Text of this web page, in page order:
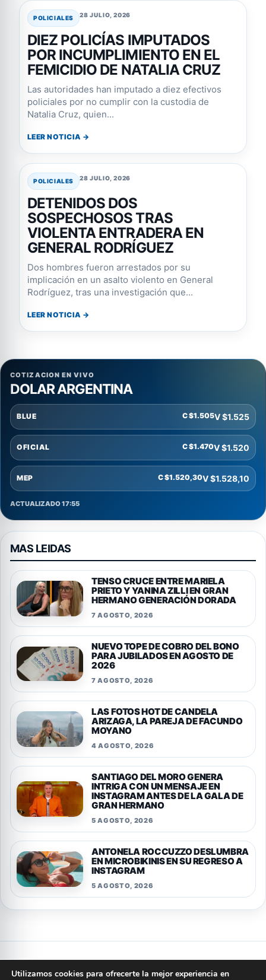
POLICIALES 28 JULIO, 2026
DIEZ POLICÍAS IMPUTADOS
POR INCUMPLIMIENTO EN EL
FEMICIDIO DE NATALIA CRUZ
Las autoridades han imputado a diez efectivos
policiales por no cumplir con la custodia de
Natalia Cruz, quien...
LEER NOTICIA →
POLICIALES 28 JULIO, 2026
DETENIDOS DOS
SOSPECHOSOS TRAS
VIOLENTA ENTRADERA EN
GENERAL RODRÍGUEZ
Dos hombres fueron arrestados por su
implicación en un asalto violento en General
Rodríguez, tras una investigación que...
LEER NOTICIA →
COTIZACION EN VIVO
DOLAR ARGENTINA
BLUE C $1.505V $1.525
OFICIAL C $1.470V $1.520
MEP C $1.520,30V $1.528,10
ACTUALIZADO 17:55
MAS LEIDAS
TENSO CRUCE ENTRE MARIELA
PRIETO Y YANINA ZILLI EN GRAN
HERMANO GENERACIÓN DORADA
7 AGOSTO, 2026
NUEVO TOPE DE COBRO DEL BONO
PARA JUBILADOS EN AGOSTO DE
2026
7 AGOSTO, 2026
LAS FOTOS HOT DE CANDELA
ARIZAGA, LA PAREJA DE FACUNDO
MOYANO
4 AGOSTO, 2026
SANTIAGO DEL MORO GENERA
INTRIGA CON UN MENSAJE EN
INSTAGRAM ANTES DE LA GALA DE
GRAN HERMANO
5 AGOSTO, 2026
ANTONELA ROCCUZZO DESLUMBRA
EN MICROBIKINIS EN SU REGRESO A
INSTAGRAM
5 AGOSTO, 2026
PrivacidadCookiesTerminos y condicionesAviso legal
Quienes somosPolitica editorialContacto
Utilizamos cookies para ofrecerte la mejor experiencia en